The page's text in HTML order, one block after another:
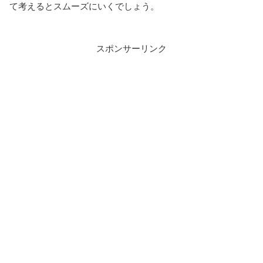
て考えるとスムーズにいくでしょう。
スポンサーリンク